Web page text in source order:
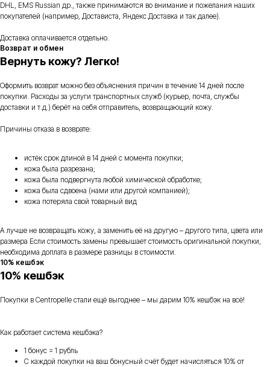
DHL, EMS Russian др., также принимаются во внимание и пожелания наших
покупателей (например, Достависта, Яндекс.Доставка и так далее).
Доставка оплачивается отдельно.
Возврат и обмен
Вернуть кожу? Легко!
Оформить возврат можно без объяснения причин в течение 14 дней после
покупки. Расходы за услуги транспортных служб (курьер, почта, службы
доставки и т.д.) берёт на себя отправитель, возвращающий кожу.
Причины отказа в возврате:
истёк срок длиной в 14 дней с момента покупки;
кожа была разрезана;
кожа была подвергнута любой химической обработке;
кожа была сдвоена (нами или другой компанией);
кожа потеряла свой товарный вид
А лучше не возвращать кожу, а заменить её на другую – другого типа, цвета или
размера Если стоимость замены превышает стоимость оригинальной покупки,
необходима доплата в размере разницы в стоимости.
10% кешбэк
10% кешбэк
Покупки в Centropelle стали ещё выгоднее – мы дарим 10% кешбэк на всё!
Как работает система кешбэка?
1 бонус = 1 рубль
С каждой покупки на ваш бонусный счёт будет начисляться 10% от